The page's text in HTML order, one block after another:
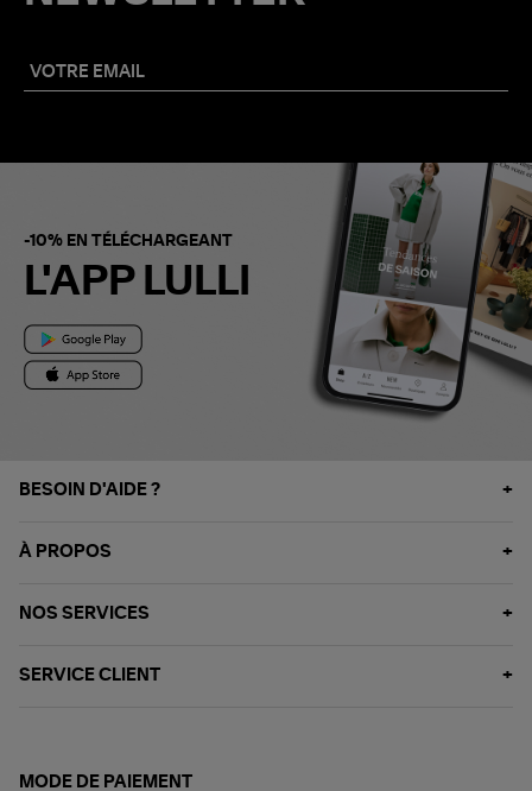
-10% EN TÉLÉCHARGEANT
L'APP LULLI
BESOIN D'AIDE ?
À PROPOS
NOS SERVICES
SERVICE CLIENT
MODE DE PAIEMENT